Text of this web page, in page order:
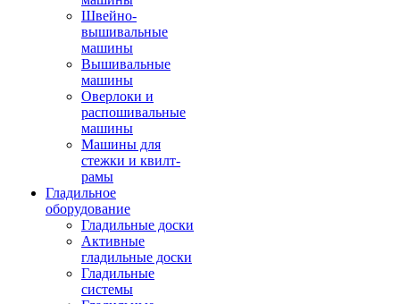
Швейно-
вышивальные
машины
Вышивальные
машины
Оверлоки и
распошивальные
машины
Машины для
стежки и квилт-
рамы
Гладильное
оборудование
Гладильные доски
Активные
гладильные доски
Гладильные
системы